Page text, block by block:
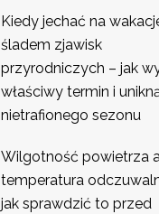
Kiedy jechać na
śladem zjawisk
przyrodniczych – jak
właściwy termin i
nietrafionego sezonu
Wilgotność powietrza
temperatura
jak sprawdzić to przed